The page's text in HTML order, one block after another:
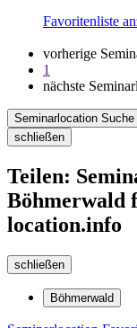
Favoritenliste
vorherige
1
nächste
Seminarlocation
schließen
Teilen:
Böhmerwald
location.info
schließen
Böhmerwald